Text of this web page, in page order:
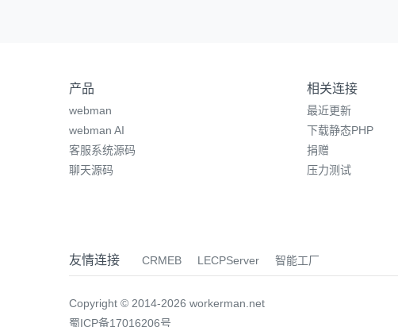
产品
webman
webman AI
客服系统源码
聊天源码
相关连接
最近更新
下载静态PHP
捐赠
压力测试
友情连接 CRMEB LECPServer 智能工厂
Copyright © 2014-2026 workerman.net
蜀ICP备17016206号